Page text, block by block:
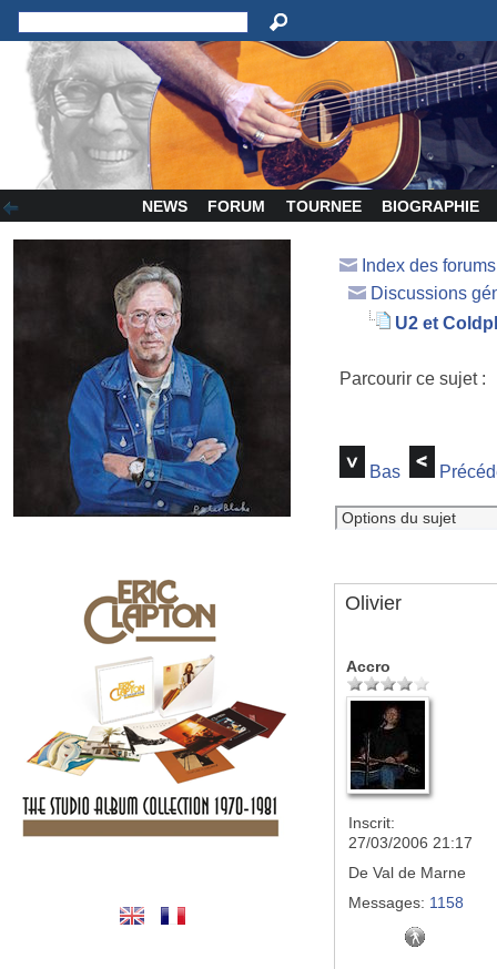
NEWS FORUM TOURNEE BIOGRAPHIE
Index des
Discussions
U2 et
Parcourir ce sujet
Bas
Olivier
Accro
Inscrit:
27/03/2006 21:17
De Val de Marne
Messages: 1158